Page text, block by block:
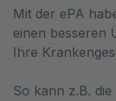
Mit der ePA
einen besseren
Ihre
So kann z.B.